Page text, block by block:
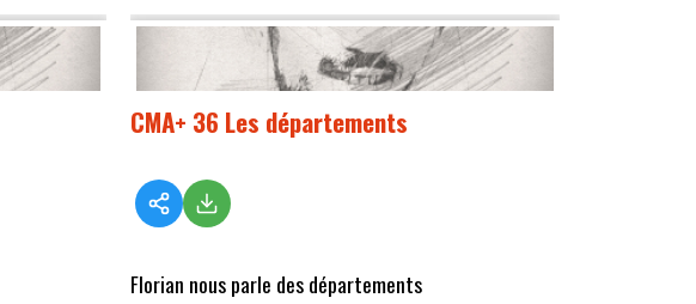
CMA+ 36 Les départements
Florian nous parle des départements